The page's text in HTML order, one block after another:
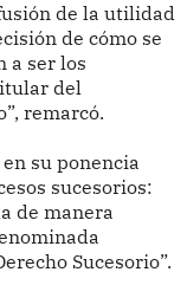
de la utilidad
de cómo se
a ser los
del
remarcó.
su ponencia
sucesorios:
de manera
Sucesorio”.